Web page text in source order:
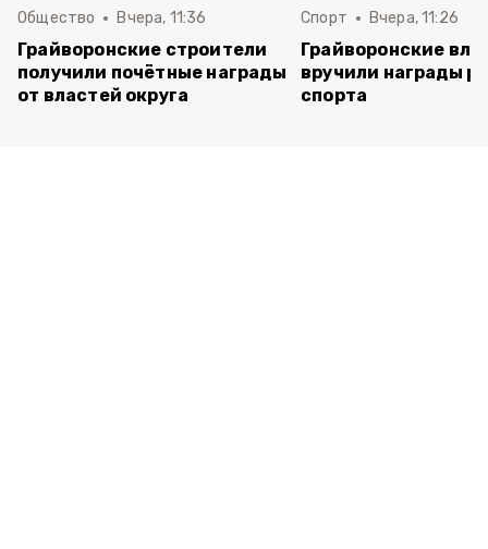
Общество Вчера, 11:36
Грайворонские строители
получили почётные награды
от властей округа
Спорт Вчера, 11:26
Грайворонские
вручили награды
спорта